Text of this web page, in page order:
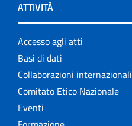
ATTIVITÀ
Accesso agli atti
Basi di dati
Collaborazioni internazionali
Comitato Etico Nazionale
Eventi